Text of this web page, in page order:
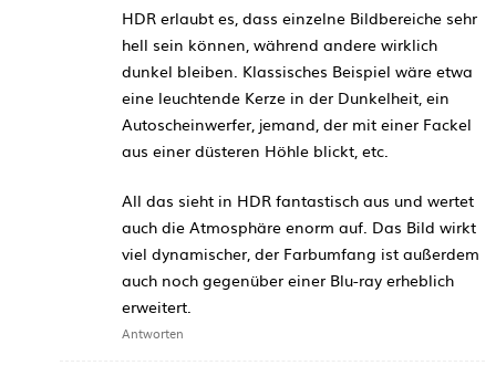
HDR erlaubt es, dass einzelne Bildbereiche sehr
hell sein können, während andere wirklich
dunkel bleiben. Klassisches Beispiel wäre etwa
eine leuchtende Kerze in der Dunkelheit, ein
Autoscheinwerfer, jemand, der mit einer Fackel
aus einer düsteren Höhle blickt, etc.
All das sieht in HDR fantastisch aus und wertet
auch die Atmosphäre enorm auf. Das Bild wirkt
viel dynamischer, der Farbumfang ist außerdem
auch noch gegenüber einer Blu-ray erheblich
erweitert.
Antworten